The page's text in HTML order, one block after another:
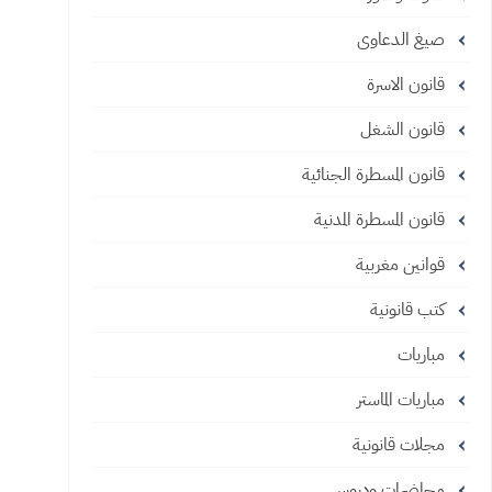
صيغ الدعاوى
قانون الاسرة
قانون الشغل
قانون المسطرة الجنائية
قانون المسطرة المدنية
قوانين مغربية
كتب قانونية
مباريات
مباريات الماستر
مجلات قانونية